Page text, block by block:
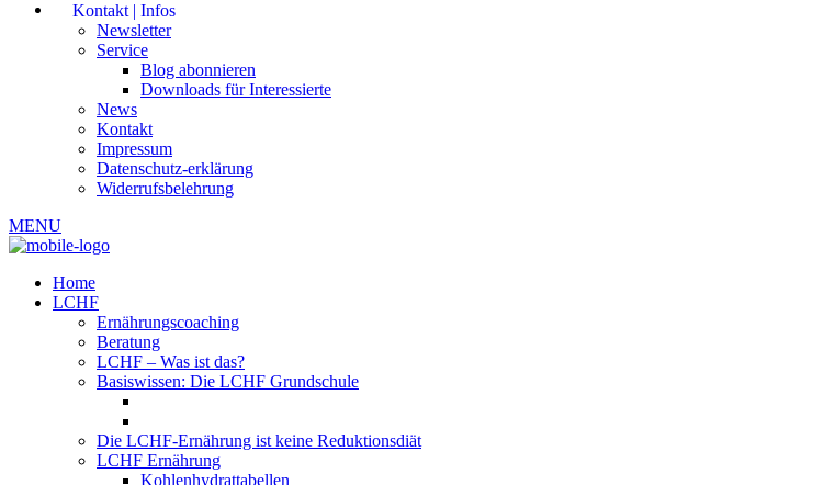
Kontakt | Infos
Newsletter
Service
Blog abonnieren
Downloads für Interessierte
News
Kontakt
Impressum
Datenschutz-erklärung
Widerrufsbelehrung
MENU
Home
LCHF
Ernährungscoaching
Beratung
LCHF – Was ist das?
Basiswissen: Die LCHF Grundschule
Die LCHF-Ernährung ist keine Reduktionsdiät
LCHF Ernährung
Kohlenhydrattabellen